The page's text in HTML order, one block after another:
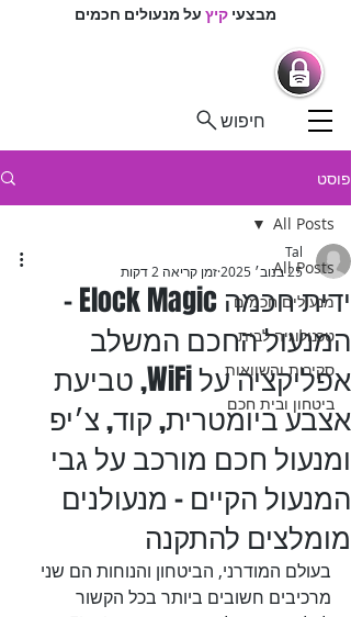
מבצעיקיץעל מנעולים חכמים
חיפוש
פוסט
All Posts
מנעולים חכמים
טכנולוגיה לבית
סקירות והשוואות
ביטחון ובית חכם
All Posts
ידית חכמה Elock Magic -
המנעול החכם המשלב
אפליקציה על WiFi, טביעת
אצבע ביומטרית, קוד, צ׳יפ
ומנעול חכם מורכב על גבי
המנעול הקיים - מנעולנים
מומלצים להתקנה
Tal
25 בנוב׳ 2025
זמן קריאה 2 דקות
בעולם המודרני, הביטחון והנוחות הם שני
מרכיבים חשובים ביותר בכל הקשור